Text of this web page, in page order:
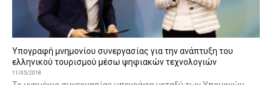
Υπογραφή μνημονίου συνεργασίας για την ανάπτυξη του
ελληνικού τουρισμού μέσω ψηφιακών τεχνολογιών
11/05/2018